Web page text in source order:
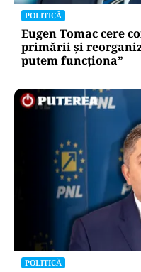
POLITICĂ
Eugen Tomac cere
primării și
putem funcționa”
POLITICĂ